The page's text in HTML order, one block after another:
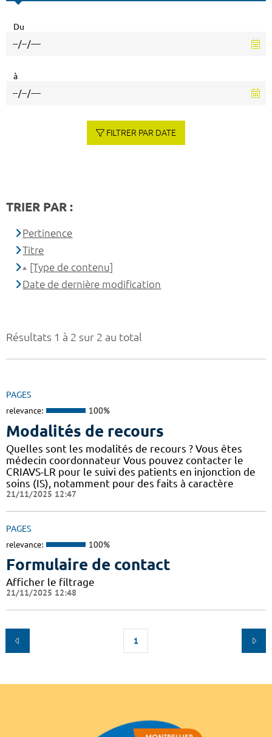
Résultats 1 à 2 sur 2 au total
PAGES
relevance: 100%
Modalités de recours
Quelles sont les modalités de recours ? Vous êtes
médecin coordonnateur Vous pouvez contacter le
CRIAVS-LR pour le suivi des patients en injonction de
soins (IS), notamment pour des faits à caractère
21/11/2025 12:47
PAGES
relevance: 100%
Formulaire de contact
Afficher le filtrage
21/11/2025 12:48
1
Du
à
FILTRER PAR DATE
TRIER PAR :
Pertinence
Titre
[Type de contenu]
Date de dernière modification